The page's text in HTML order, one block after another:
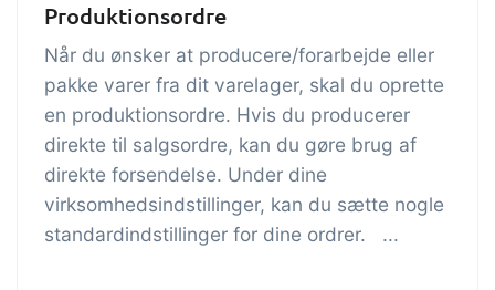
Power Pack
Lav din egen opsætning af dokumenter
og labels, sidevisninger, dataudtræk,
rapporter og indlejrede dashboards!
Connect
Masser af muligheder for automatik og
tilpassede flows via udveksling af filer
Produktionsordre
Når du ønsker at producere/forarbejde eller
pakke varer fra dit varelager, skal du oprette
en produktionsordre. Hvis du producerer
direkte til salgsordre, kan du gøre brug af
direkte forsendelse. Under dine
virksomhedsindstillinger, kan du sætte nogle
standardindstillinger for dine ordrer. ...